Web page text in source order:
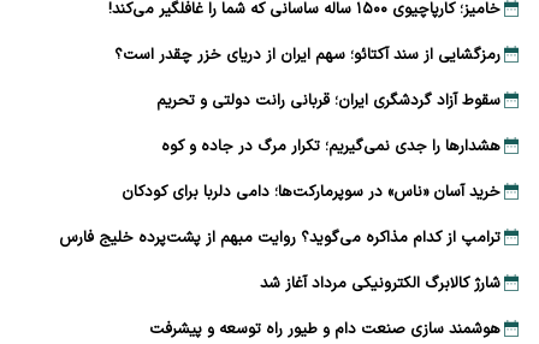
خامیز؛ کارپاچیوی ۱۵۰۰ ساله ساسانی که شما را غافلگیر می‌کند!
رمزگشایی از سند آکتائو؛ سهم ایران از دریای خزر چقدر است؟
سقوط آزاد گردشگری ایران؛ قربانی رانت دولتی و تحریم
هشدارها را جدی نمی‌گیریم؛ تکرار مرگ در جاده و کوه
خرید آسان «ناس» در سوپرمارکت‌ها؛ دامی دلربا برای کودکان
ترامپ از کدام مذاکره می‌گوید؟ روایت مبهم از پشت‌پرده خلیج فارس
شارژ کالابرگ الکترونیکی مرداد آغاز شد
هوشمند سازی صنعت دام و طیور راه توسعه و پیشرفت